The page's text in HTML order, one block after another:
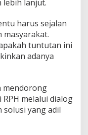
lebih lanjut.
harus sejalan
masyarakat.
tuntutan ini
adanya
mendorong
melalui dialog
yang adil